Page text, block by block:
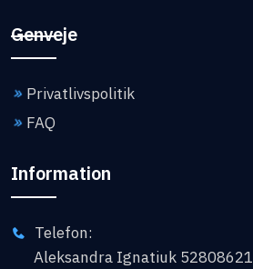
Genveje
Privatlivspolitik
FAQ
Information
Telefon:
Aleksandra Ignatiuk 52808621